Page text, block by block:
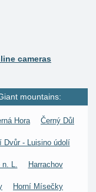
cameras
mountains:
Hora Černý Důl
Dvůr - Luisino údolí
n. L. Harrachov
Horní Mísečky